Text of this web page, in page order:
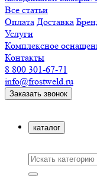
Все статьи
Оплата Доставка
Услуги
Комплексное
Контакты
8 800 301-67-71
info@frostweld.ru
Заказать звонок
каталог